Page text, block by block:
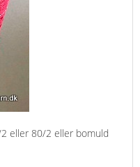
eller 80/2 eller bomuld